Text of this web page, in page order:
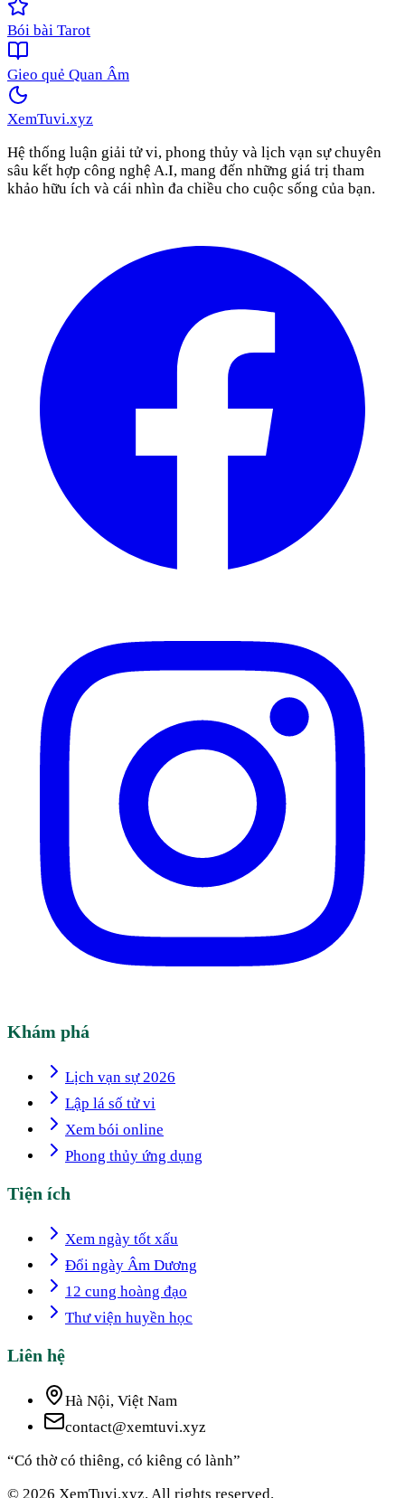
Bói bài Tarot
Gieo quẻ Quan Âm
XemTuvi.xyz
Hệ thống luận giải tử vi, phong thủy và lịch vạn sự chuyên
sâu kết hợp công nghệ A.I, mang đến những giá trị tham
khảo hữu ích và cái nhìn đa chiều cho cuộc sống của bạn.
Khám phá
Lịch vạn sự 2026
Lập lá số tử vi
Xem bói online
Phong thủy ứng dụng
Tiện ích
Xem ngày tốt xấu
Đổi ngày Âm Dương
12 cung hoàng đạo
Thư viện huyền học
Liên hệ
Hà Nội, Việt Nam
contact@xemtuvi.xyz
“Có thờ có thiêng, có kiêng có lành”
© 2026 XemTuvi.xyz. All rights reserved.